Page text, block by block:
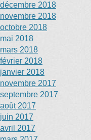
décembre 2018
novembre 2018
octobre 2018
mai 2018
mars 2018
février 2018
janvier 2018
novembre 2017
septembre 2017
août 2017
juin 2017
avril 2017